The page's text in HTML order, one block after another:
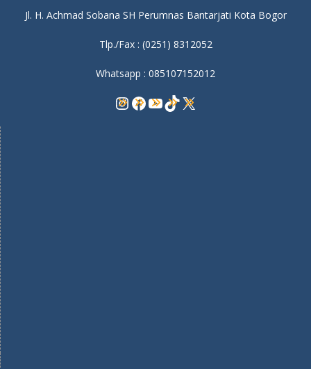
Jl. H. Achmad Sobana SH Perumnas Bantarjati Kota Bogor
Tlp./Fax : (0251) 8312052
Whatsapp : 085107152012
Instagram
Facebook
YouTube
TikTok
X